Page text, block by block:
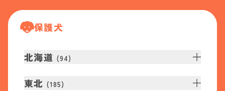
保護犬
北海道 (94)
東北 (185)